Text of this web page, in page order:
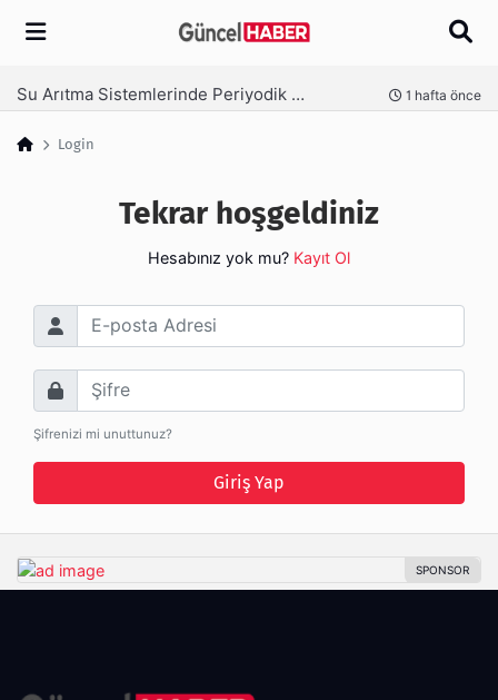
Arama
Su Arıtma Sistemlerinde Periyodik Bakım Neden Kritik? 1 hafta önce
Login
Tekrar hoşgeldiniz
Hesabınız yok mu? Kayıt Ol
E-posta Adresi
Şifre
Şifrenizi mi unuttunuz?
Giriş Yap